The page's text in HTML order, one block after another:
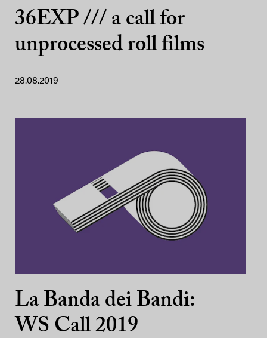
36EXP /// a call for
unprocessed roll films
28.08.2019
La Banda dei Bandi:
WS Call 2019